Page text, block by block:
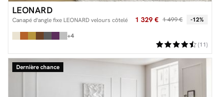
LEONARD
Canapé d'angle fixe LEONARD velours côtelé 1 329 € 1 499 € -12%
+4
(11)
Dernière chance